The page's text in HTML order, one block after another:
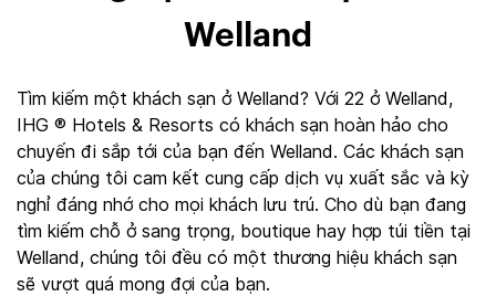
Welland
Tìm kiếm một khách sạn ở Welland? Với 22 ở Welland,
IHG ® Hotels & Resorts có khách sạn hoàn hảo cho
chuyến đi sắp tới của bạn đến Welland. Các khách sạn
của chúng tôi cam kết cung cấp dịch vụ xuất sắc và kỳ
nghỉ đáng nhớ cho mọi khách lưu trú. Cho dù bạn đang
tìm kiếm chỗ ở sang trọng, boutique hay hợp túi tiền tại
Welland, chúng tôi đều có một thương hiệu khách sạn
sẽ vượt quá mong đợi của bạn.